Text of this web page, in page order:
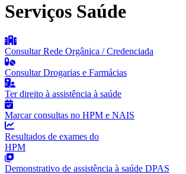
Serviços Saúde
Consultar Rede Orgânica / Credenciada
Consultar Drogarias e Farmácias
Ter direito à assistência à saúde
Marcar consultas no HPM e NAIS
Resultados de exames do
HPM
Demonstrativo de assistência à saúde DPAS